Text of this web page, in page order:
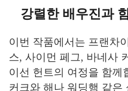
강렬한 배우진과
이번 작품에서는 프랜차
스, 사이먼 페그, 바네사
이선 헌트의 여정을 함께
커크와 해나 워딩햄 같은